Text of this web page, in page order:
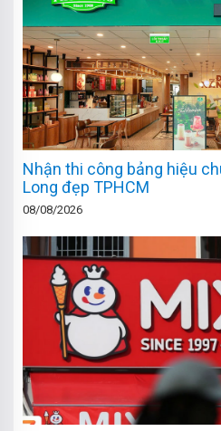
Nhận thi công bảng hiệu
Long đẹp TPHCM
08/08/2026